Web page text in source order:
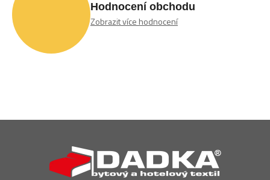
Hodnocení obchodu
Zobrazit více hodnocení